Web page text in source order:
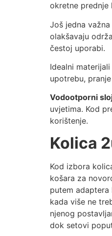
okretne
Još jedna
olakšavaju
čestoj uporabi.
Idealni
upotrebu,
Vodootporni
uvjetima. Kod
korištenje.
Kolica
Kod izbora
košara za
putem
kada više ne
njenog
dok setovi